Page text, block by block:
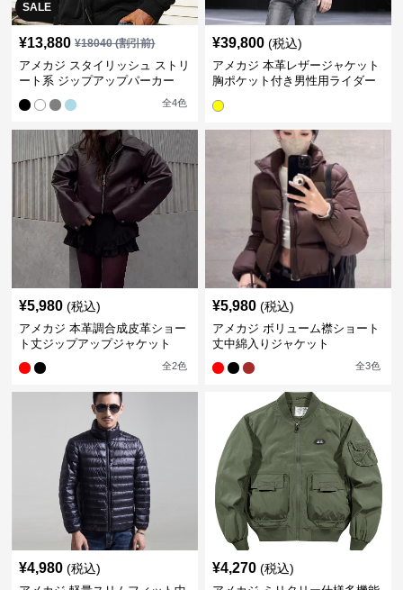
SALE
¥13,880 ¥18040(割引前)
アメカジ スタイリッシュ ストリ
ート系 ジップアップパーカー
全4色
¥39,800 (税込)
アメカジ 本革レザージャケット
胸ポケット付き男性用ライダー
¥5,980 (税込)
アメカジ 本革調合成皮革ショー
ト丈ジップアップジャケット
全2色
¥5,980 (税込)
アメカジ ボリューム襟ショート
丈中綿入りジャケット
全3色
¥4,980 (税込) ¥4,270 (税込)